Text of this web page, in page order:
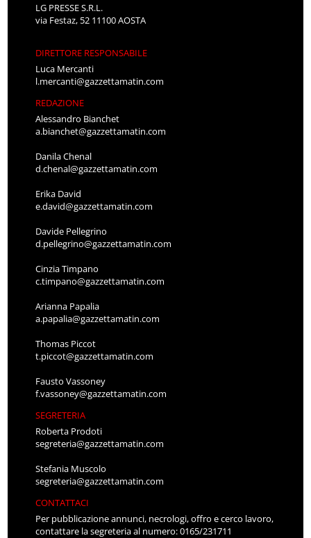
LG PRESSE S.R.L.
via Festaz, 52 11100 AOSTA
DIRETTORE RESPONSABILE
Luca Mercanti
l.mercanti@gazzettamatin.com
REDAZIONE
Alessandro Bianchet
a.bianchet@gazzettamatin.com
Danila Chenal
d.chenal@gazzettamatin.com
Erika David
e.david@gazzettamatin.com
Davide Pellegrino
d.pellegrino@gazzettamatin.com
Cinzia Timpano
c.timpano@gazzettamatin.com
Arianna Papalia
a.papalia@gazzettamatin.com
Thomas Piccot
t.piccot@gazzettamatin.com
Fausto Vassoney
f.vassoney@gazzettamatin.com
SEGRETERIA
Roberta Prodoti
segreteria@gazzettamatin.com
Stefania Muscolo
segreteria@gazzettamatin.com
CONTATTACI
Per pubblicazione annunci, necrologi, offro e cerco lavoro,
contattare la segreteria al numero: 0165/231711